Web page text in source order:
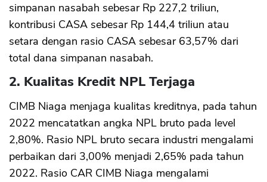
simpanan nasabah sebesar Rp 227,2 triliun,
kontribusi CASA sebesar Rp 144,4 triliun atau
setara dengan rasio CASA sebesar 63,57% dari
total dana simpanan nasabah.
2. Kualitas Kredit NPL Terjaga
CIMB Niaga menjaga kualitas kreditnya, pada tahun
2022 mencatatkan angka NPL bruto pada level
2,80%. Rasio NPL bruto secara industri mengalami
perbaikan dari 3,00% menjadi 2,65% pada tahun
2022. Rasio CAR CIMB Niaga mengalami